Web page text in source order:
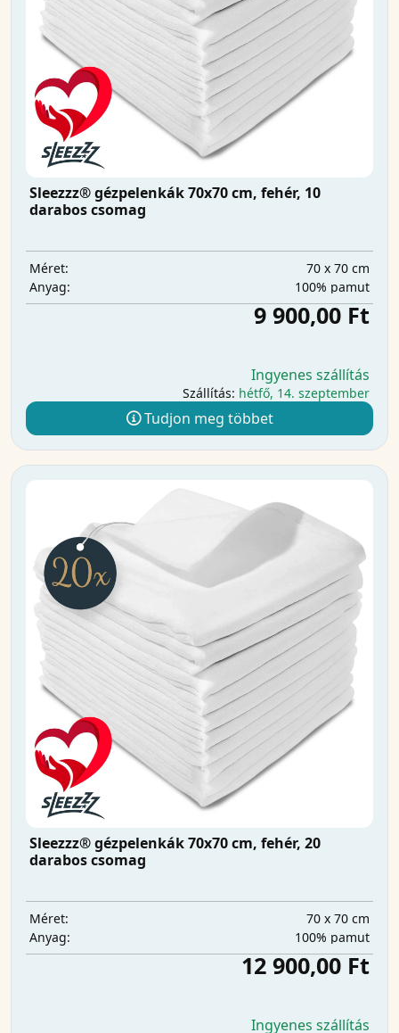
Sleezzz® gézpelenkák 70x70 cm, fehér, 10
darabos csomag
Méret:
70 x 70 cm
Anyag:
100% pamut
9 900,00 Ft
Ingyenes szállítás
Szállítás: hétfő, 14. szeptember
Tudjon meg többet
Sleezzz® gézpelenkák 70x70 cm, fehér, 20
darabos csomag
Méret:
70 x 70 cm
Anyag:
100% pamut
12 900,00 Ft
Ingyenes szállítás